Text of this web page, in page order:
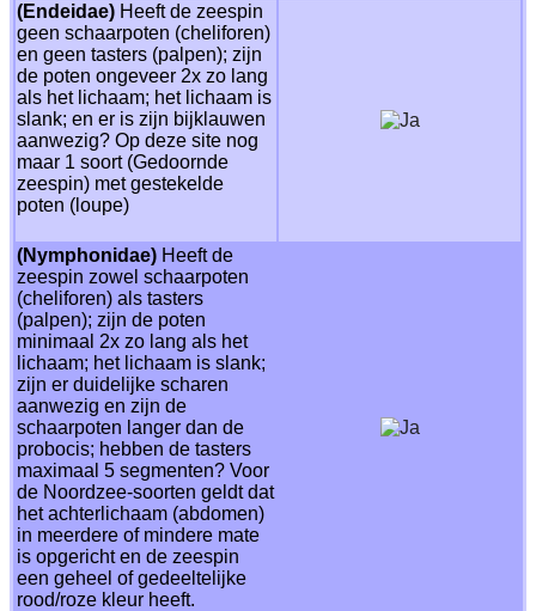
(Endeidae) Heeft de zeespin
geen schaarpoten (cheliforen)
en geen tasters (palpen); zijn
de poten ongeveer 2x zo lang
als het lichaam; het lichaam is
slank; en er is zijn bijklauwen
aanwezig? Op deze site nog
maar 1 soort (Gedoornde
zeespin) met gestekelde
poten (loupe)
(Nymphonidae) Heeft de
zeespin zowel schaarpoten
(cheliforen) als tasters
(palpen); zijn de poten
minimaal 2x zo lang als het
lichaam; het lichaam is slank;
zijn er duidelijke scharen
aanwezig en zijn de
schaarpoten langer dan de
probocis; hebben de tasters
maximaal 5 segmenten? Voor
de Noordzee-soorten geldt dat
het achterlichaam (abdomen)
in meerdere of mindere mate
is opgericht en de zeespin
een geheel of gedeeltelijke
rood/roze kleur heeft.